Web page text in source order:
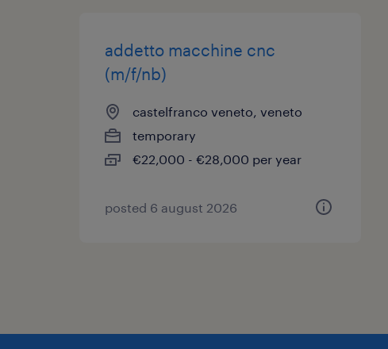
addetto macchine cnc
(m/f/nb)
castelfranco veneto, veneto
temporary
€22,000 - €28,000 per year
posted 6 august 2026